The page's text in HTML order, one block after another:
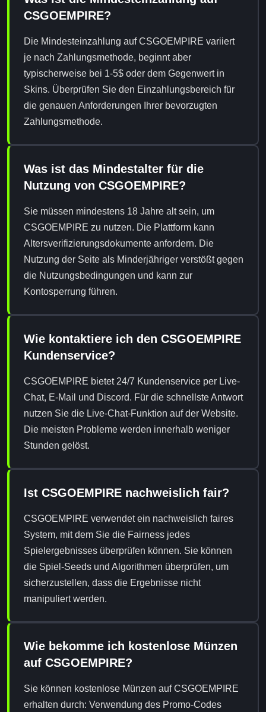
CSGOEMPIRE?
Die Mindesteinzahlung auf CSGOEMPIRE variiert
je nach Zahlungsmethode, beginnt aber
typischerweise bei 1-5$ oder dem Gegenwert in
Skins. Überprüfen Sie den Einzahlungsbereich für
die genauen Anforderungen Ihrer bevorzugten
Zahlungsmethode.
Was ist das Mindestalter für die
Nutzung von CSGOEMPIRE?
Sie müssen mindestens 18 Jahre alt sein, um
CSGOEMPIRE zu nutzen. Die Plattform kann
Altersverifizierungsdokumente anfordern. Die
Nutzung der Seite als Minderjähriger verstößt gegen
die Nutzungsbedingungen und kann zur
Kontosperrung führen.
Wie kontaktiere ich den CSGOEMPIRE
Kundenservice?
CSGOEMPIRE bietet 24/7 Kundenservice per Live-
Chat, E-Mail und Discord. Für die schnellste Antwort
nutzen Sie die Live-Chat-Funktion auf der Website.
Die meisten Probleme werden innerhalb weniger
Stunden gelöst.
Ist CSGOEMPIRE nachweislich fair?
CSGOEMPIRE verwendet ein nachweislich faires
System, mit dem Sie die Fairness jedes
Spielergebnisses überprüfen können. Sie können
die Spiel-Seeds und Algorithmen überprüfen, um
sicherzustellen, dass die Ergebnisse nicht
manipuliert werden.
Wie bekomme ich kostenlose Münzen
auf CSGOEMPIRE?
Sie können kostenlose Münzen auf CSGOEMPIRE
erhalten durch: Verwendung des Promo-Codes